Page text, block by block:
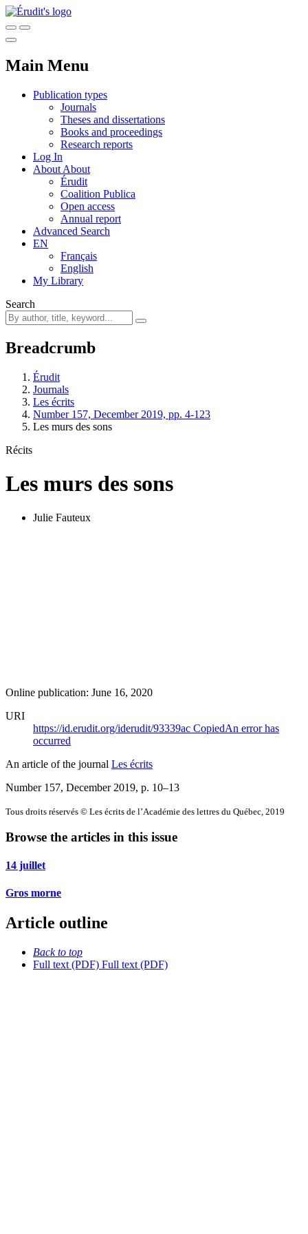
Main Menu
Publication types
Journals
Theses and dissertations
Books and proceedings
Research reports
Log In
About About
Érudit
Coalition Publica
Open access
Annual report
Advanced Search
EN
Français
English
My Library
Search
Breadcrumb
Érudit
Journals
Les écrits
Number 157, December 2019, pp. 4-123
Les murs des sons
Récits
Les murs des sons
Julie Fauteux
Online publication: June 16, 2020
URI
https://id.erudit.org/iderudit/93339ac CopiedAn error has
occurred
An article of the journal Les écrits
Number 157, December 2019, p. 10–13
Tous droits réservés © Les écrits de l’Académie des lettres du Québec, 2019
Browse the articles in this issue
14 juillet
Gros morne
Article outline
Back to top
Full text (PDF) Full text (PDF)